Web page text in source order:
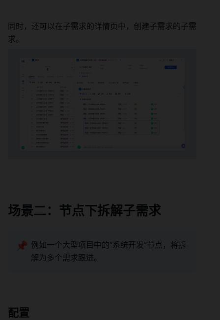
同时，还可以在子需求的详情页中，创建子需求的子需
求。
场景二：节点下拆解子需求
📌 例如一个大型项目中的“系统开发”节点，将拆
解为多个需求跟进。
配置